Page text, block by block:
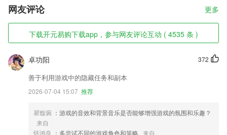
网友评论 更多
下载开元易购下载app，参与网友评论互动 ( 4535 条 )
372
卓功阳
善于利用游戏中的隐藏任务和副本
2026-07-04 15:07 推荐
瞿馥琬 ：游戏的音效和背景音乐是否能够增强游戏的氛围和乐趣？
来自
怀鸿良 ：多尝试不同的游戏角色和策略 来自